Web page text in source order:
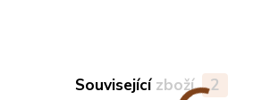
Související zboží 2